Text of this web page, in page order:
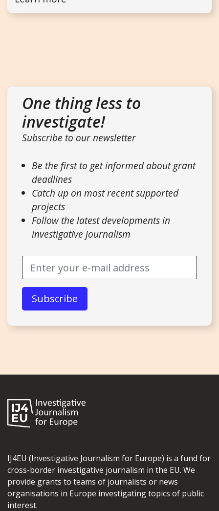
One thing less to
investigate!
Subscribe to our newsletter
Be the first to get informed about grant
deadlines
Catch up on most recent supported
projects
Follow the latest developments in
investigative journalism
IJ4EU (Investigative Journalism for Europe) is a fund for
cross-border investigative journalism in the EU. We
provide grants to teams of journalists or news
organisations in Europe investigating topics of public
interest.